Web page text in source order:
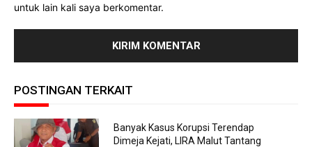
untuk lain kali saya berkomentar.
POSTINGAN TERKAIT
Banyak Kasus Korupsi Terendap
Dimeja Kejati, LIRA Malut Tantang